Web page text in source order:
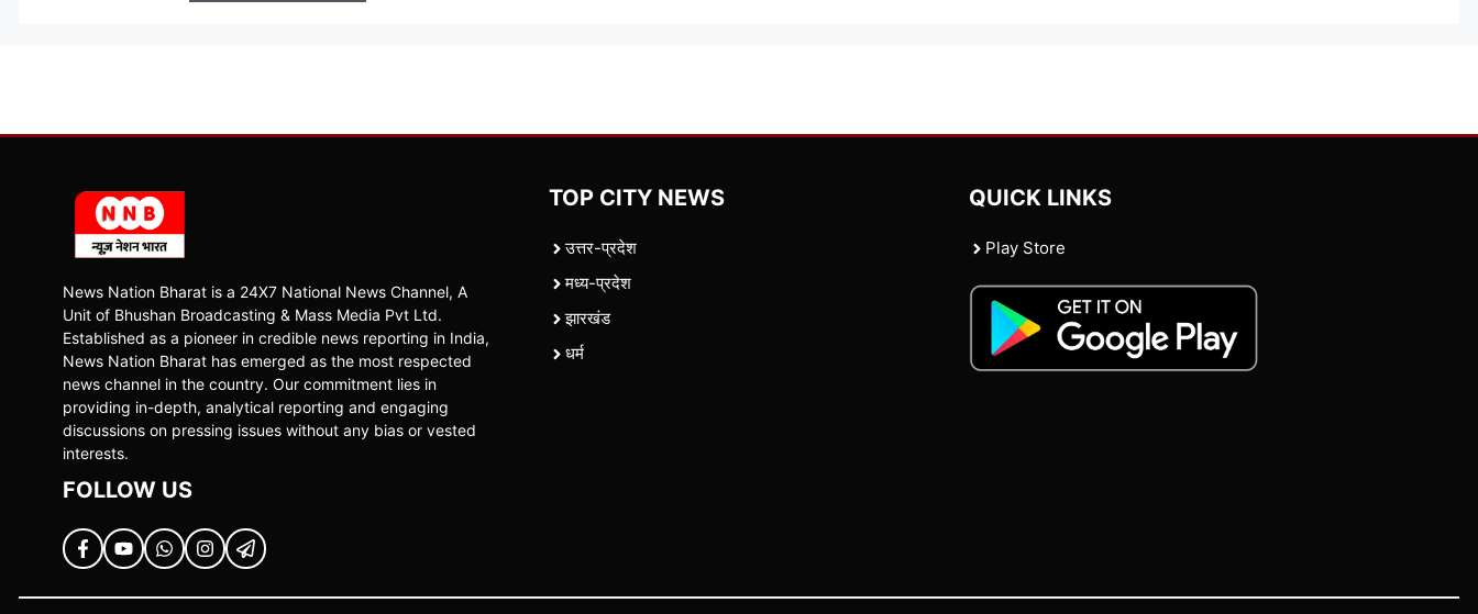
News Nation Bharat is a 24X7 National News Channel, A
Unit of Bhushan Broadcasting & Mass Media Pvt Ltd.
Established as a pioneer in credible news reporting in India,
News Nation Bharat has emerged as the most respected
news channel in the country. Our commitment lies in
providing in-depth, analytical reporting and engaging
discussions on pressing issues without any bias or vested
interests.
FOLLOW US
TOP CITY NEWS
उत्तर-प्रदेश
मध्य-प्रदेश
झारखंड
धर्म
QUICK LINKS
Play Store